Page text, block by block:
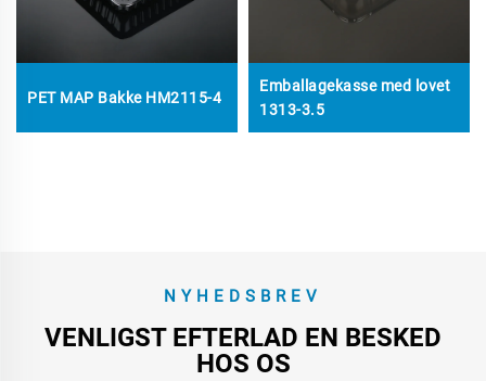
PET MAP Bakke HM2115-4
Emballagekasse med lovet
1313-3.5
NYHEDSBREV
VENLIGST EFTERLAD EN BESKED
HOS OS